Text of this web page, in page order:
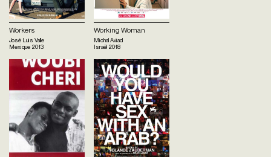
Workers
José Luis Valle
Mexique 2013
Working Woman
Michal Aviad
Israël 2018